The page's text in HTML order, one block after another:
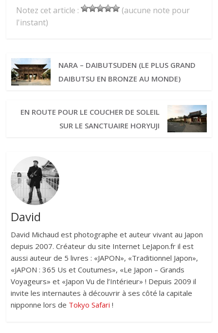
Notez cet article :
(aucune note pour
l'instant)
NARA – DAIBUTSUDEN (LE PLUS GRAND
DAIBUTSU EN BRONZE AU MONDE)
EN ROUTE POUR LE COUCHER DE SOLEIL
SUR LE SANCTUAIRE HORYUJI
David
David Michaud est photographe et auteur vivant au Japon
depuis 2007. Créateur du site Internet LeJapon.fr il est
aussi auteur de 5 livres : «JAPON», «Traditionnel Japon»,
«JAPON : 365 Us et Coutumes», «Le Japon – Grands
Voyageurs» et «Japon Vu de l’Intérieur» ! Depuis 2009 il
invite les internautes à découvrir à ses côté la capitale
nipponne lors de Tokyo Safari !